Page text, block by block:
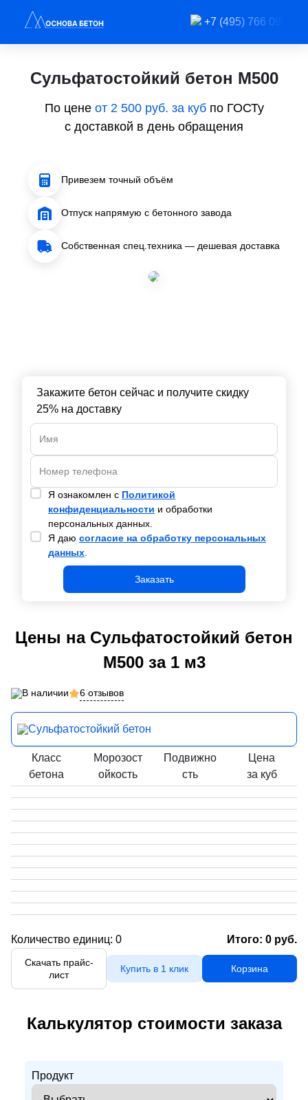
+7 (495) 766 09-91
Сульфатостойкий бетон М500
По цене от 2 500 руб. за кубпо ГОСТу
с доставкой в день обращения
Привезем точный объём
Отпуск напрямую с бетонного завода
Собственная спец.техника — дешевая доставка
Закажите бетон сейчас и получите скидку
25% на доставку
Я ознакомлен с Политикой
конфиденциальности и обработки
персональных данных.
Я даю согласие на обработку персональных
данных
Заказать
Цены на Сульфатостойкий бетон
М500 за 1 м3
В наличии 6 отзывов
Сульфатостойкий бетон
Класс
бетона
Морозост
ойкость
Подвижно
сть
Цена
за куб
Количество единиц: 0 Итого: 0 руб.
Скачать прайс-
лист
Купить в 1 клик Корзина
Калькулятор стоимости заказа
Продукт